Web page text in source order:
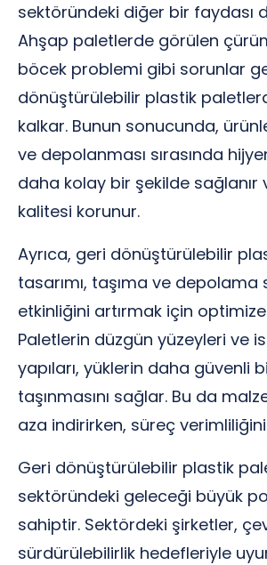
sektöründeki diğer bir faydası
Ahşap paletlerde görülen
böcek problemi gibi sorunlar
dönüştürülebilir plastik
kalkar. Bunun sonucunda,
ve depolanması sırasında
daha kolay bir şekilde sağlanır
kalitesi korunur.
Ayrıca, geri dönüştürülebilir
tasarımı, taşıma ve depolama
etkinliğini artırmak için
Paletlerin düzgün yüzeyleri ve
yapıları, yüklerin daha güvenli
taşınmasını sağlar. Bu da
aza indirirken, süreç verimliliğini
Geri dönüştürülebilir plastik
sektöründeki geleceği büyük
sahiptir. Sektördeki şirketler,
sürdürülebilirlik hedefleriyle